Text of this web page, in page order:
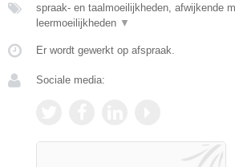
spraak- en taalmoeilijkheden, afwijkende
leermoeilijkheden ▼
Er wordt gewerkt op afspraak.
Sociale media: